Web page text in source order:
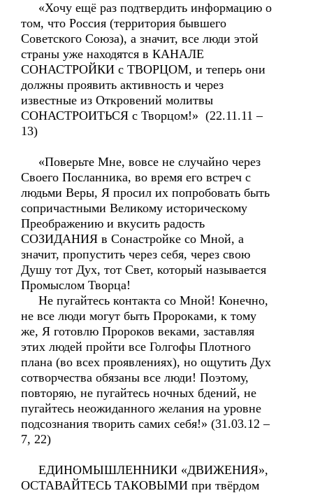
«Хочу ещё раз подтвердить информацию о
том, что Россия (территория бывшего
Советского Союза), а значит, все люди этой
страны уже находятся в КАНАЛЕ
СОНАСТРОЙКИ с ТВОРЦОМ, и теперь они
должны проявить активность и через
известные из Откровений молитвы
СОНАСТРОИТЬСЯ с Творцом!» (22.11.11 –
13)
«Поверьте Мне, вовсе не случайно через
Своего Посланника, во время его встреч с
людьми Веры, Я просил их попробовать быть
сопричастными Великому историческому
Преображению и вкусить радость
СОЗИДАНИЯ в Сонастройке со Мной, а
значит, пропустить через себя, через свою
Душу тот Дух, тот Свет, который называется
Промыслом Творца!
Не пугайтесь контакта со Мной! Конечно,
не все люди могут быть Пророками, к тому
же, Я готовлю Пророков веками, заставляя
этих людей пройти все Голгофы Плотного
плана (во всех проявлениях), но ощутить Дух
сотворчества обязаны все люди! Поэтому,
повторяю, не пугайтесь ночных бдений, не
пугайтесь неожиданного желания на уровне
подсознания творить самих себя!» (31.03.12 –
7, 22)
ЕДИНОМЫШЛЕННИКИ «ДВИЖЕНИЯ»,
ОСТАВАЙТЕСЬ ТАКОВЫМИ при твёрдом